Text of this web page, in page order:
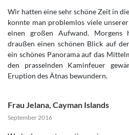
Wir hatten eine sehr schöne Zeit in
konnte man problemlos viele
einen großen Aufwand.
draußen einen schönen Blick auf
ein schönes Panorama auf das
den prasselnden Kaminfeuer
Eruption des Ätnas bewundern.
Frau Jelana Cayman Islands
September 2016